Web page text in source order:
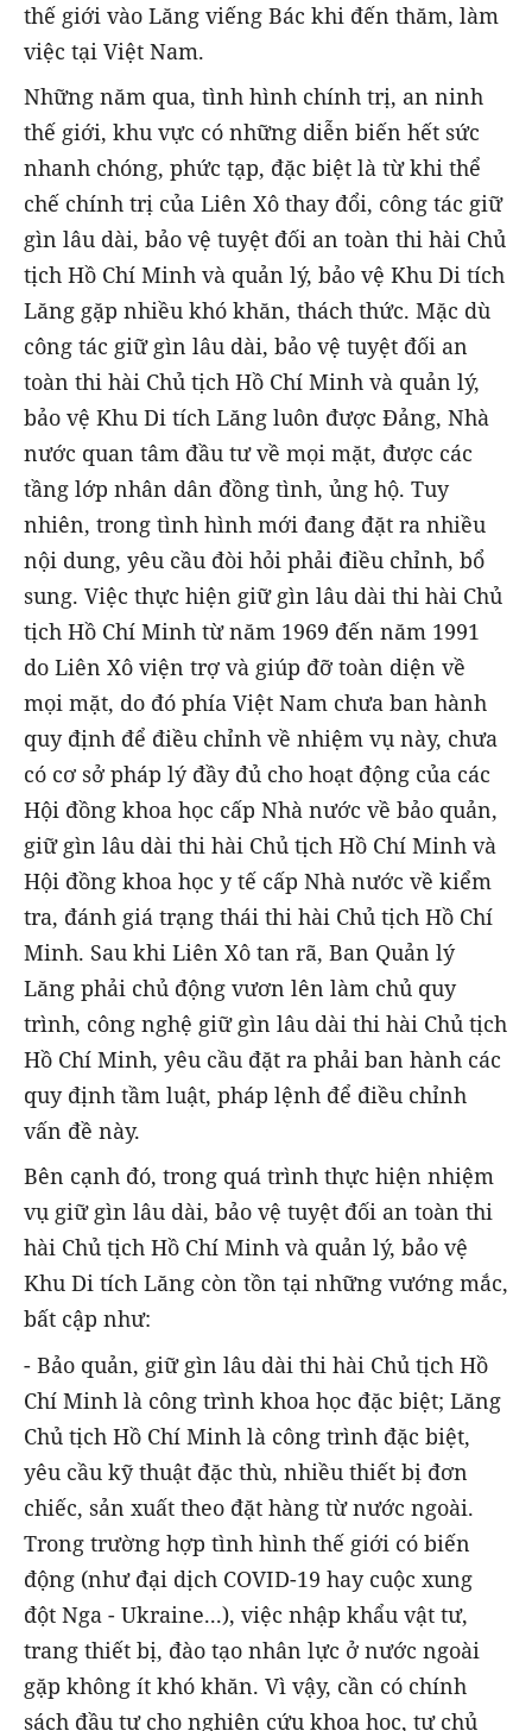
thế giới vào Lăng viếng Bác khi đến thăm, làm
việc tại Việt Nam.
Những năm qua, tình hình chính trị, an ninh
thế giới, khu vực có những diễn biến hết sức
nhanh chóng, phức tạp, đặc biệt là từ khi thể
chế chính trị của Liên Xô thay đổi, công tác giữ
gìn lâu dài, bảo vệ tuyệt đối an toàn thi hài Chủ
tịch Hồ Chí Minh và quản lý, bảo vệ Khu Di tích
Lăng gặp nhiều khó khăn, thách thức. Mặc dù
công tác giữ gìn lâu dài, bảo vệ tuyệt đối an
toàn thi hài Chủ tịch Hồ Chí Minh và quản lý,
bảo vệ Khu Di tích Lăng luôn được Đảng, Nhà
nước quan tâm đầu tư về mọi mặt, được các
tầng lớp nhân dân đồng tình, ủng hộ. Tuy
nhiên, trong tình hình mới đang đặt ra nhiều
nội dung, yêu cầu đòi hỏi phải điều chỉnh, bổ
sung. Việc thực hiện giữ gìn lâu dài thi hài Chủ
tịch Hồ Chí Minh từ năm 1969 đến năm 1991
do Liên Xô viện trợ và giúp đỡ toàn diện về
mọi mặt, do đó phía Việt Nam chưa ban hành
quy định để điều chỉnh về nhiệm vụ này, chưa
có cơ sở pháp lý đầy đủ cho hoạt động của các
Hội đồng khoa học cấp Nhà nước về bảo quản,
giữ gìn lâu dài thi hài Chủ tịch Hồ Chí Minh và
Hội đồng khoa học y tế cấp Nhà nước về kiểm
tra, đánh giá trạng thái thi hài Chủ tịch Hồ Chí
Minh. Sau khi Liên Xô tan rã, Ban Quản lý
Lăng phải chủ động vươn lên làm chủ quy
trình, công nghệ giữ gìn lâu dài thi hài Chủ tịch
Hồ Chí Minh, yêu cầu đặt ra phải ban hành các
quy định tầm luật, pháp lệnh để điều chỉnh
vấn đề này.
Bên cạnh đó, trong quá trình thực hiện nhiệm
vụ giữ gìn lâu dài, bảo vệ tuyệt đối an toàn thi
hài Chủ tịch Hồ Chí Minh và quản lý, bảo vệ
Khu Di tích Lăng còn tồn tại những vướng mắc,
bất cập như:
- Bảo quản, giữ gìn lâu dài thi hài Chủ tịch Hồ
Chí Minh là công trình khoa học đặc biệt; Lăng
Chủ tịch Hồ Chí Minh là công trình đặc biệt,
yêu cầu kỹ thuật đặc thù, nhiều thiết bị đơn
chiếc, sản xuất theo đặt hàng từ nước ngoài.
Trong trường hợp tình hình thế giới có biến
động (như đại dịch COVID-19 hay cuộc xung
đột Nga - Ukraine...), việc nhập khẩu vật tư,
trang thiết bị, đào tạo nhân lực ở nước ngoài
gặp không ít khó khăn. Vì vậy, cần có chính
sách đầu tư cho nghiên cứu khoa học, tự chủ